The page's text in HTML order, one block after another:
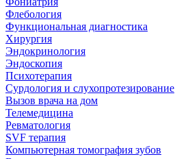
Флебология
Функциональная диагностика
Хирургия
Эндокринология
Эндоскопия
Психотерапия
Сурдология и слухопротезирование
Вызов врача на дом
Телемедицина
Ревматология
SVF терапия
Компьютерная томография зубов